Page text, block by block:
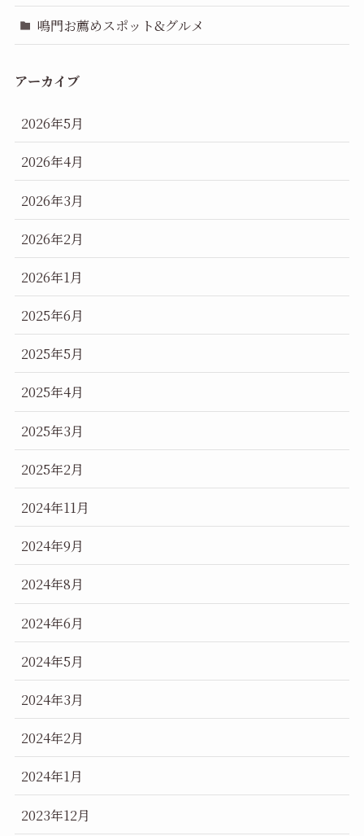
鳴門お薦めスポット&グルメ
アーカイブ
2026年5月
2026年4月
2026年3月
2026年2月
2026年1月
2025年6月
2025年5月
2025年4月
2025年3月
2025年2月
2024年11月
2024年9月
2024年8月
2024年6月
2024年5月
2024年3月
2024年2月
2024年1月
2023年12月